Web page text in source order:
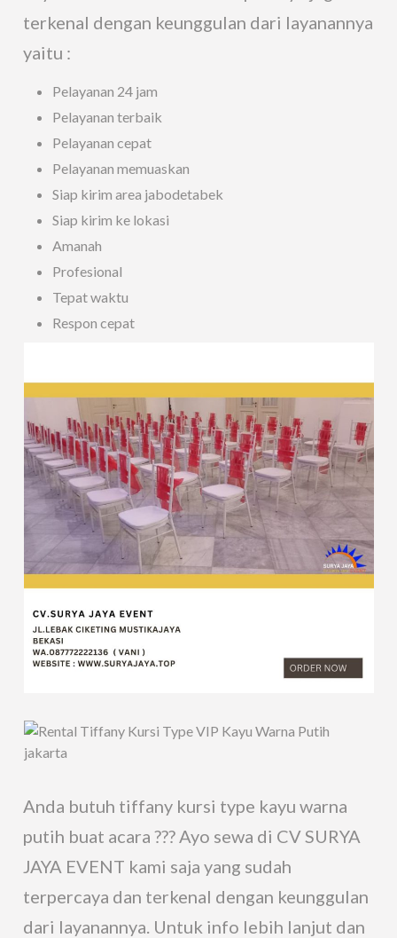
terkenal dengan keunggulan dari layanannya
yaitu :
Pelayanan 24 jam
Pelayanan terbaik
Pelayanan cepat
Pelayanan memuaskan
Siap kirim area jabodetabek
Siap kirim ke lokasi
Amanah
Profesional
Tepat waktu
Respon cepat
Anda butuh tiffany kursi type kayu warna
putih buat acara ??? Ayo sewa di CV SURYA
JAYA EVENT kami saja yang sudah
terpercaya dan terkenal dengan keunggulan
dari layanannya. Untuk info lebih lanjut dan